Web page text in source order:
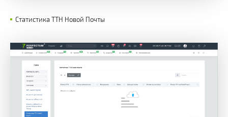
Статистика ТТН Новой Почты